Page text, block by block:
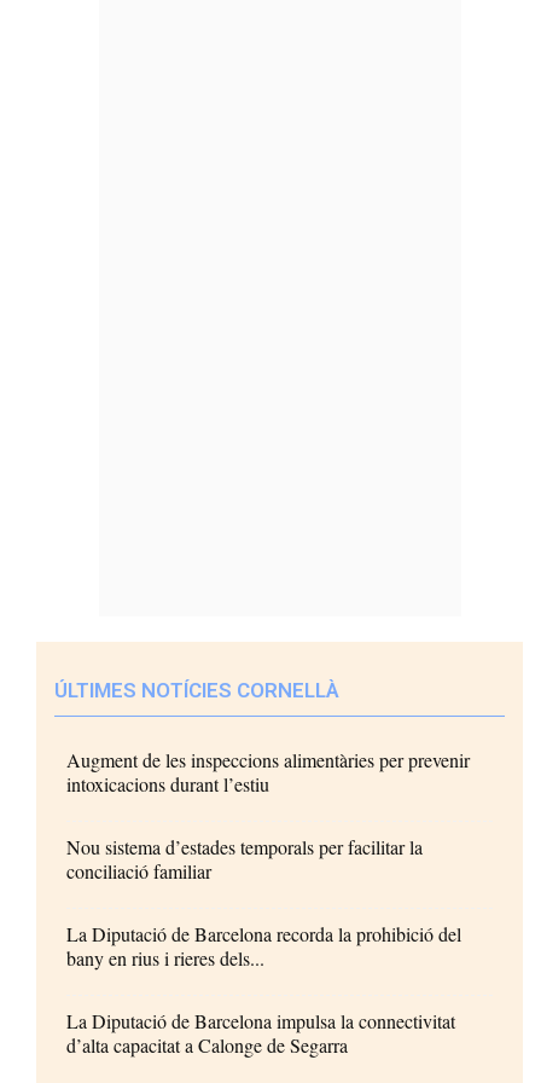
ÚLTIMES NOTÍCIES CORNELLÀ
Augment de les inspeccions alimentàries per prevenir
intoxicacions durant l’estiu
Nou sistema d’estades temporals per facilitar la
conciliació familiar
La Diputació de Barcelona recorda la prohibició del
bany en rius i rieres dels...
La Diputació de Barcelona impulsa la connectivitat
d’alta capacitat a Calonge de Segarra